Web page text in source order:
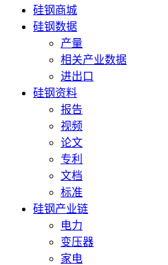
硅钢商城
硅钢数据
产量
相关产业数据
进出口
硅钢资料
报告
视频
论文
专利
文档
标准
硅钢产业链
电力
变压器
家电